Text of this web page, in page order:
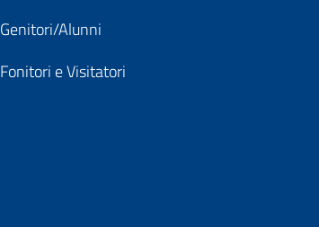
Genitori/Alunni
Fonitori e Visitatori